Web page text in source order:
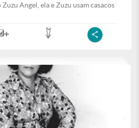
Angel, ela e Zuzu usam casacos